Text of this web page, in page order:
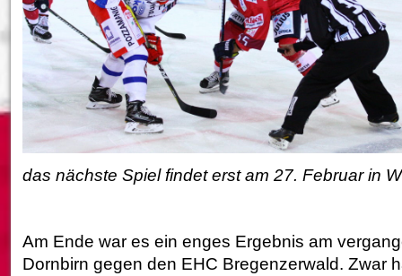
das nächste Spiel findet erst am 27. Februar in
Am Ende war es ein enges Ergebnis am
Dornbirn gegen den EHC Bregenzerwald. Zwar